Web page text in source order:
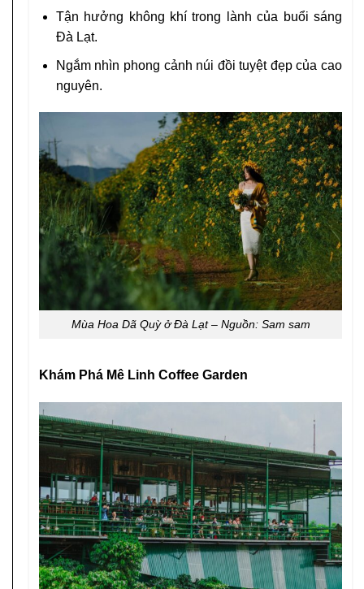
Tận hưởng không khí trong lành của buổi sáng
Đà Lạt.
Ngắm nhìn phong cảnh núi đồi tuyệt đẹp của cao
nguyên.
Mùa Hoa Dã Quỳ ở Đà Lạt – Nguồn: Sam sam
Khám Phá Mê Linh Coffee Garden